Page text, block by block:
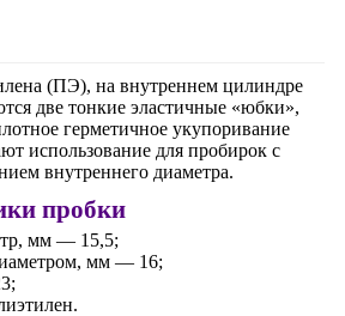
(ПЭ), на внутреннем цилиндре
две тонкие эластичные «юбки»,
герметичное укупоривание
использование для пробирок с
внутреннего диаметра.
пробки
мм — 15,5;
мм — 16;